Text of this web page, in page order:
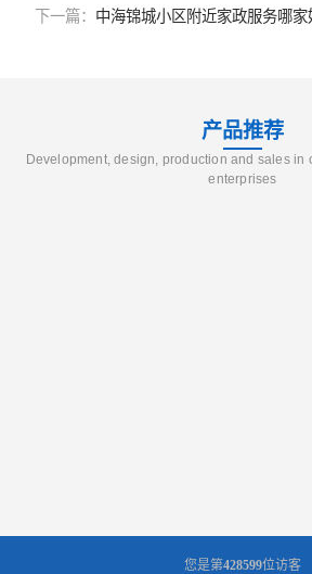
下一篇： 中海锦城小区附近家政服务哪家
产品推荐
Development, design, production and sales in
enterprises
您是第428599位访客